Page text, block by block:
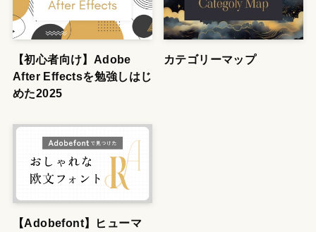
【初心者向け】Adobe
After Effectsを勉強しはじ
めた2025
カテゴリーマップ
【Adobefont】ヒューマ